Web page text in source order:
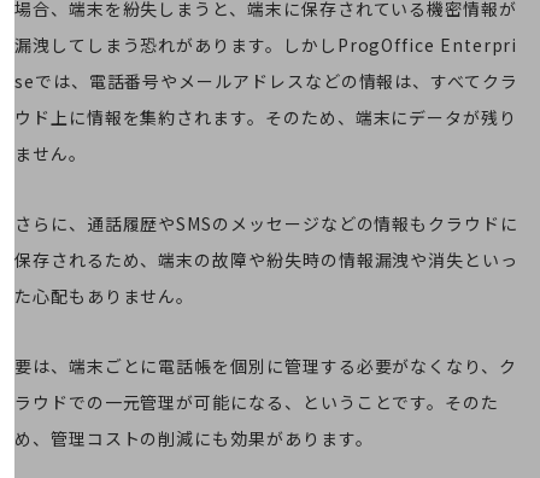
通信モジュール製品
IOT完了済みメーカーブランド製品
料金TOP
ケータイプラン
5Gデータプラス
home5Gプラン
モバイルサービス
場合、端末を紛失しまうと、端末に保存されている機密情報が
漏洩してしまう恐れがあります。しかしProgOffice Enterpri
seでは、電話番号やメールアドレスなどの情報は、すべてクラ
ウド上に情報を集約されます。そのため、端末にデータが残り
ません。
さらに、通話履歴やSMSのメッセージなどの情報もクラウドに
保存されるため、端末の故障や紛失時の情報漏洩や消失といっ
た心配もありません。
要は、端末ごとに電話帳を個別に管理する必要がなくなり、ク
ラウドでの一元管理が可能になる、ということです。そのた
め、管理コストの削減にも効果があります。